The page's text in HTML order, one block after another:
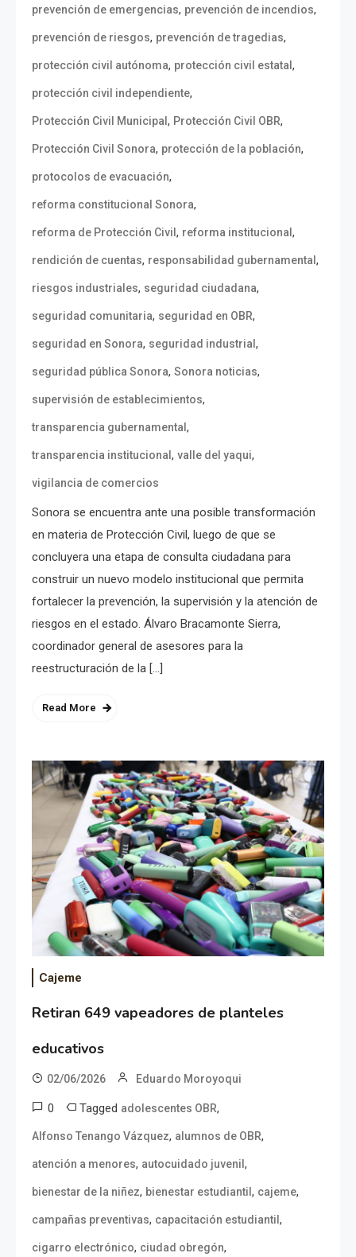
prevención de emergencias, prevención de incendios,
prevención de riesgos, prevención de tragedias,
protección civil autónoma, protección civil estatal ,
protección civil independiente,
Protección Civil Municipal , Protección Civil OBR,
Protección Civil Sonora, protección de la población,
protocolos de evacuación,
reforma constitucional Sonora,
reforma de Protección Civil , reforma institucional ,
rendición de cuentas, responsabilidad gubernamental ,
riesgos industriales, seguridad ciudadana,
seguridad comunitaria, seguridad en OBR,
seguridad en Sonora, seguridad industrial ,
seguridad pública Sonora, Sonora noticias,
supervisión de establecimientos,
transparencia gubernamental ,
transparencia institucional , valle del yaqui,
vigilancia de comercios
Sonora se encuentra ante una posible transformación
en materia de Protección Civil, luego de que se
concluyera una etapa de consulta ciudadana para
construir un nuevo modelo institucional que permita
fortalecer la prevención, la supervisión y la atención de
riesgos en el estado. Álvaro Bracamonte Sierra,
coordinador general de asesores para la
reestructuración de la […]
Read More
Cajeme
Retiran 649 vapeadores de planteles
educativos
02/06/2026 Eduardo Moroyoqui
0 Tagged adolescentes OBR,
Alfonso Tenango Vázquez, alumnos de OBR,
atención a menores, autocuidado juvenil ,
bienestar de la niñez, bienestar estudiantil , cajeme,
campañas preventivas, capacitación estudiantil ,
cigarro electrónico, ciudad obregón,